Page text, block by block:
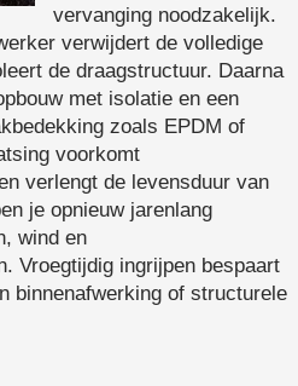
vervanging noodzakelijk.
verwijdert de volledige
de draagstructuur. Daarna
met isolatie en een
zoals EPDM of
voorkomt
verlengt de levensduur van
je opnieuw jarenlang
wind en
Vroegtijdig ingrijpen bespaart
binnenafwerking of structurele